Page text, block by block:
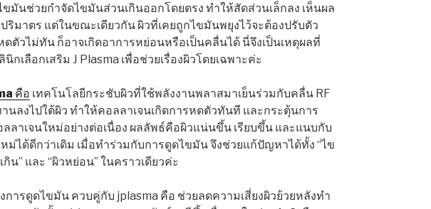
ขมันช่วยกำจัดไขมันส่วนเกินออกโดยตรง ทำให้สัดส่วนเล็กลง เห็นผล
ปริมาตร แต่ในขณะเดียวกัน ผิวที่เคยถูกไขมันพยุงไว้จะต้องปรับตัว
ดตัวไม่ทัน ก็อาจเกิดอาการหย่อนหรือเป็นคลื่นได้ นี่จึงเป็นเหตุผลที่
กเลือกเสริม J Plasma เพื่อช่วยเรื่องผิวโดยเฉพาะค่ะ
คือ เทคโนโลยีกระชับผิวที่ใช้พลังงานพลาสมาเย็นร่วมกับคลื่น RF
านลงไปใต้ผิว ทำให้คอลลาเจนเกิดการหดตัวทันที และกระตุ้นการ
ลลาเจนใหม่อย่างต่อเนื่อง ผลลัพธ์คือผิวแน่นขึ้น เรียบขึ้น และแนบกับ
หม่ได้ดีกว่าเดิม เมื่อทำร่วมกับการดูดไขมัน จึงช่วยแก้ปัญหาได้ทั้ง “ไข
น” และ “ผิวหย่อน” ในคราวเดียวค่ะ
การดูดไขมัน ควบคู่กับ jplasma คือ ช่วยลดความเสี่ยงผิวย้วยหลังทำ